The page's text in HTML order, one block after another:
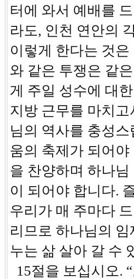
터에 와서 예배를
라도, 인천 연안의
이렇게 한다는 것
와 같은 투쟁은 같
게 주일 성수에 대
지방 근무를 마치
님의 역사를 충성
움의 축제가 되어
을 찬양하며 하나
이 되어야 합니다.
우리가 매 주마다
리므로 하나님의
누는 삶 살아 갈 수
15절을 보십시오.